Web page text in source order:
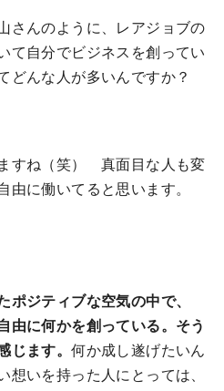
さんのように、レアジョブの
て自分でビジネスを創ってい
どんな人が多いんですか？
すね（笑） 真面目な人も変
由に働いてると思います。
ポジティブな空気の中で、
由に何かを創っている。そう
じます。何か成し遂げたいん
想いを持った人にとっては、